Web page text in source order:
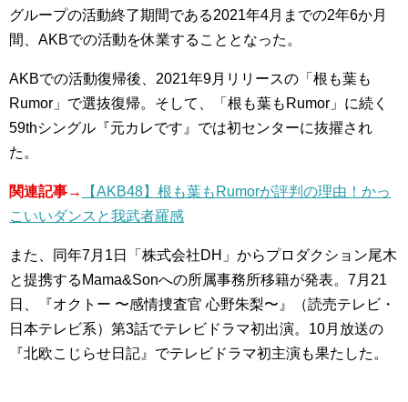
グループの活動終了期間である2021年4月までの2年6か月
間、AKBでの活動を休業することとなった。
AKBでの活動復帰後、2021年9月リリースの「根も葉も
Rumor」で選抜復帰。そして、「根も葉もRumor」に続く
59thシングル『元カレです』では初センターに抜擢され
た。
関連記事→
【AKB48】根も葉もRumorが評判の理由！かっ
こいいダンスと我武者羅感
また、同年7月1日「株式会社DH」からプロダクション尾木
と提携するMama&Sonへの所属事務所移籍が発表。7月21
日、『オクトー 〜感情捜査官 心野朱梨〜』（読売テレビ・
日本テレビ系）第3話でテレビドラマ初出演。10月放送の
『北欧こじらせ日記』でテレビドラマ初主演も果たした。